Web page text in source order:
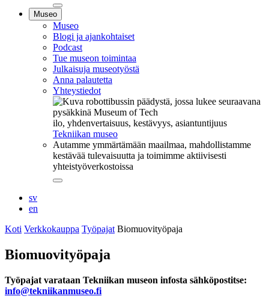
Sulje
alavalikko
Museo
Museo
Blogi ja ajankohtaiset
Podcast
Tue museon toimintaa
Julkaisuja museotyöstä
Anna palautetta
Yhteystiedot
ilo, yhdenvertaisuus, kestävyys, asiantuntijuus
Tekniikan museo
Autamme ymmärtämään maailmaa, mahdollistamme
kestävää tulevaisuutta ja toimimme aktiivisesti
yhteistyöverkostoissa
Sulje
sv
en
Koti Verkkokauppa Työpajat Biomuovityöpaja
Biomuovityöpaja
Työpajat varataan Tekniikan museon infosta sähköpostitse:
info@tekniikanmuseo.fi